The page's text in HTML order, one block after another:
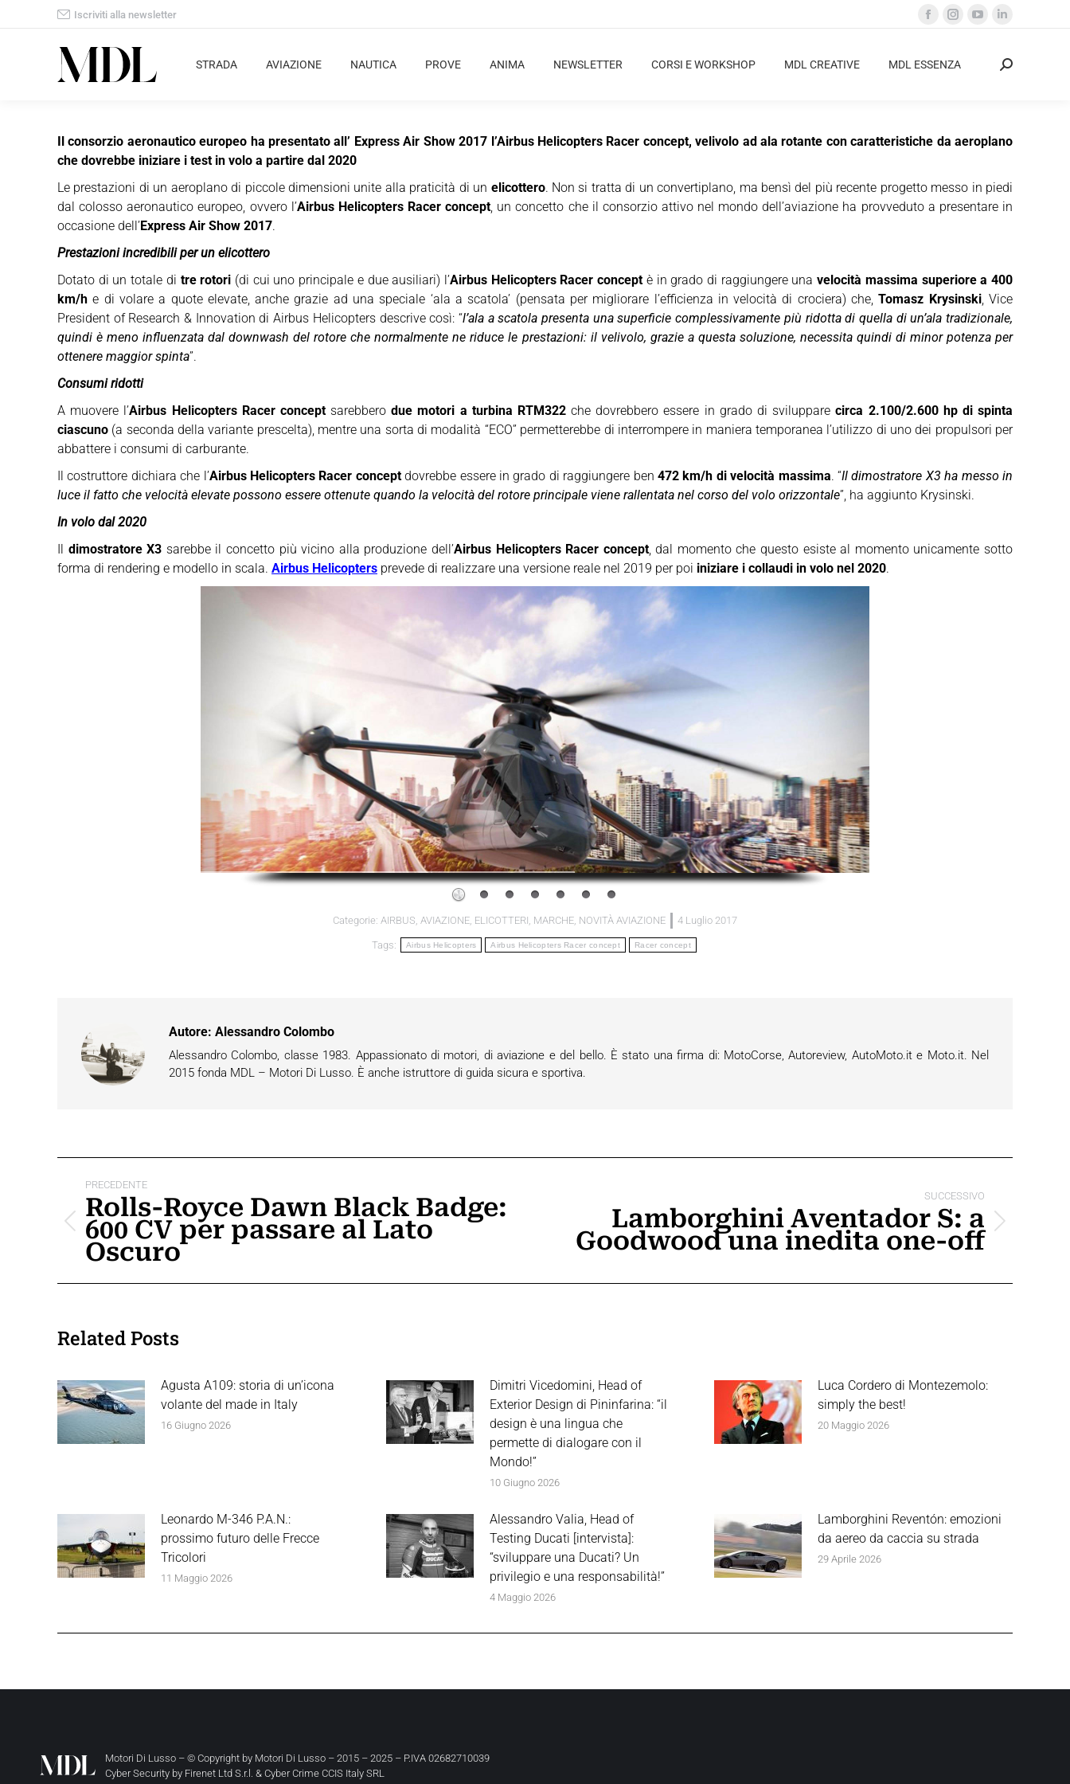
Iscriviti alla newsletter
Facebook
opens
Instagram
opens
YouTube
opens
Linkedin
opens
STRADA AVIAZIONE NAUTICA PROVE ANIMA NEWSLETTER CORSI E WORKSHOP MDL CREATIVE MDL ESSENZA Cerca:
Il consorzio aeronautico europeo ha presentato all’ Express Air Show 2017 l’Airbus Helicopters Racer concept, velivolo ad ala rotante con caratteristiche da aeroplano
che dovrebbe iniziare i test in volo a partire dal 2020
Le prestazioni di un aeroplano di piccole dimensioni unite alla praticità di un elicottero. Non si tratta di un convertiplano, ma bensì del più recente progetto messo in piedi
dal colosso aeronautico europeo, ovvero l’Airbus Helicopters Racer concept, un concetto che il consorzio attivo nel mondo dell’aviazione ha provveduto a presentare in
occasione dell’Express Air Show 2017.
Prestazioni incredibili per un elicottero
Dotato di un totale di tre rotori (di cui uno principale e due ausiliari) l’Airbus Helicopters Racer conceptè in grado di raggiungere unavelocità massima superiore a 400
km/h e di volare a quote elevate, anche grazie ad una speciale ‘ala a scatola’ (pensata per migliorare l’efficienza in velocità di crociera) che,Tomasz Krysinski, Vice
President of Research & Innovation di Airbus Helicopters descrive così: “l’ala a scatola presenta una superficie complessivamente più ridotta di quella di un’ala tradizionale,
quindi è meno influenzata dal downwash del rotore che normalmente ne riduce le prestazioni: il velivolo, grazie a questa soluzione, necessita quindi di minor potenza per
ottenere maggior spinta”.
Consumi ridotti
A muovere l’Airbus Helicopters Racer conceptsarebberodue motori a turbina RTM322che dovrebbero essere in grado di svilupparecirca 2.100/2.600 hp di spinta
ciascuno (a seconda della variante prescelta), mentre una sorta di modalità “ECO” permetterebbe di interrompere in maniera temporanea l’utilizzo di uno dei propulsori per
abbattere i consumi di carburante.
Il costruttore dichiara che l’Airbus Helicopters Racer conceptdovrebbe essere in grado di raggiungere ben472 km/h di velocità massima. “Il dimostratore X3 ha messo in
luce il fatto che velocità elevate possono essere ottenute quando la velocità del rotore principale viene rallentata nel corso del volo orizzontale”, ha aggiunto Krysinski.
In volo dal 2020
Il dimostratore X3 sarebbe il concetto più vicino alla produzione dell’Airbus Helicopters Racer concept, dal momento che questo esiste al momento unicamente sotto
forma di rendering e modello in scala. Airbus Helicopters prevede di realizzare una versione reale nel 2019 per poi iniziare i collaudi in volo nel 2020.
Categorie: AIRBUS, AVIAZIONE, ELICOTTERI, MARCHE, NOVITÀ AVIAZIONE 4 Luglio 2017
Tags: Airbus Helicopters Airbus Helicopters Racer concept Racer concept
Autore: Alessandro Colombo
Alessandro Colombo, classe 1983. Appassionato di motori, di aviazione e del bello. È stato una firma di: MotoCorse, Autoreview, AutoMoto.it e Moto.it. Nel
2015 fonda MDL – Motori Di Lusso. È anche istruttore di guida sicura e sportiva.
post
PRECEDENTE
Post
precedente:
Rolls-Royce Dawn Black Badge:
600 CV per passare al Lato
Oscuro
SUCCESSIVO
Prossimo
post:
Lamborghini Aventador S: a
Goodwood una inedita one-off
Related Posts
Agusta A109: storia di un’icona
volante del made in Italy
16 Giugno 2026
Dimitri Vicedomini, Head of
Exterior Design di Pininfarina: “il
design è una lingua che
permette di dialogare con il
Mondo!”
10 Giugno 2026
Luca Cordero di Montezemolo:
simply the best!
20 Maggio 2026
Leonardo M-346 P.A.N.:
prossimo futuro delle Frecce
Tricolori
11 Maggio 2026
Alessandro Valia, Head of
Testing Ducati [intervista]:
“sviluppare una Ducati? Un
privilegio e una responsabilità!”
4 Maggio 2026
Lamborghini Reventón: emozioni
da aereo da caccia su strada
29 Aprile 2026
Motori Di Lusso – © Copyright by Motori Di Lusso – 2015 – 2025 – P.IVA 02682710039
Cyber Security by Firenet Ltd S.r.l. & Cyber Crime CCIS Italy SRL